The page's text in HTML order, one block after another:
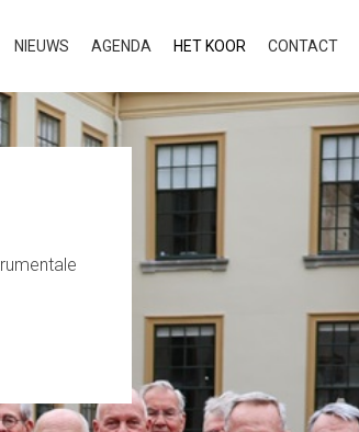
NIEUWS AGENDA HET KOOR CONTACT